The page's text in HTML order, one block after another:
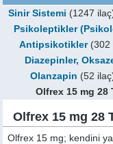
Sinir Sistemi (1247
Psikoleptikler
Antipsikotikler(302
Diazepinler,
Olanzapin (52
Olfrex 15 mg 28
Olfrex 15 mg 28
Olfrex 15 mg; kendini